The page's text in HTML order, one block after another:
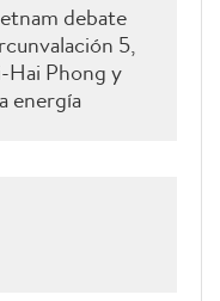
debate
5,
Hai Phong y
energía